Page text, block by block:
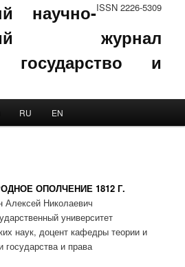
ISSN 2226-5309
научно-
журнал
государство и
RU EN
ОПОЛЧЕНИЕ 1812 Г.
Алексей Николаевич
университет
наук, доцент кафедры теории и
государства и права